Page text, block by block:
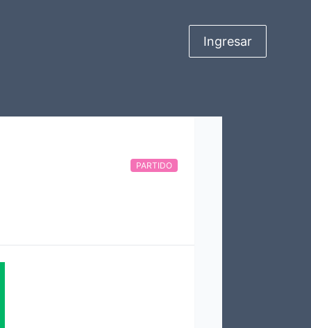
Ingresar
PARTIDO